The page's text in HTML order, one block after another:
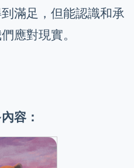
滿足 ， 但能認識和承
應對現實。
容：